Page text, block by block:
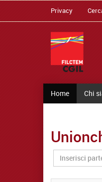
Privacy
Home Chi
Inserisci
parte
del